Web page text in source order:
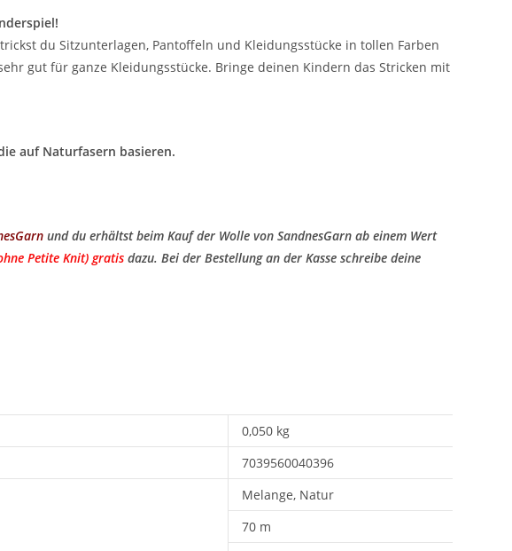
du Sitzunterlagen, Pantoffeln und Kleidungsstücke in tollen Farben
gut für ganze Kleidungsstücke. Bringe deinen Kindern das Stricken mit
auf Naturfasern basieren.
und du erhältst beim Kauf der Wolle von SandnesGarn ab einem Wert
Petite Knit) gratis​ dazu. Bei der Bestellung an der Kasse schreibe deine
0,050 kg
7039560040396
Melange, Natur
70 m